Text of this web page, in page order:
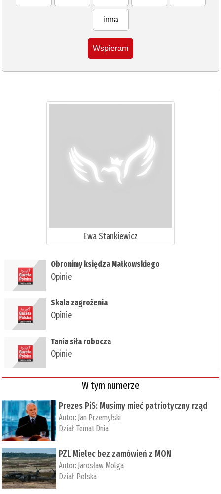
inna
Wspieram
Ewa Stankiewicz
Obronimy księdza Małkowskiego
Opinie
Skala zagrożenia
Opinie
Tania siła robocza
Opinie
W tym numerze
Prezes PiS: Musimy mieć patriotyczny rząd
Autor: Jan Przemyłski
Dział:Temat Dnia
PZL Mielec bez zamówień z MON
Autor: Jarosław Molga
Dział: Polska